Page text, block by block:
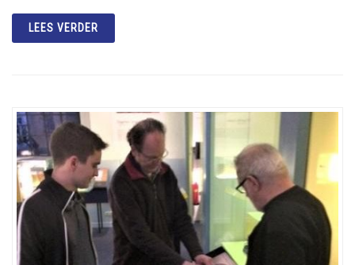
LEES VERDER